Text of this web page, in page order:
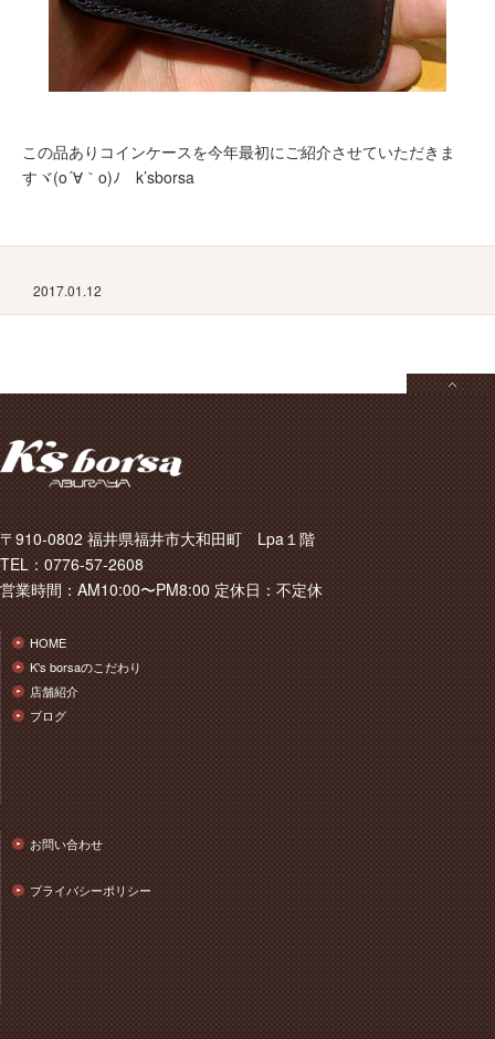
この品ありコインケースを今年最初にご紹介させていただきま
すヾ(o´∀｀o)ﾉ k’sborsa
2017.01.12
〒910-0802 福井県福井市大和田町 Lpa１階
TEL：0776-57-2608
営業時間：AM10:00〜PM8:00 定休日：不定休
HOME
K's borsaのこだわり
店舗紹介
ブログ
お問い合わせ
プライバシーポリシー